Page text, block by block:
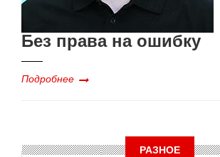
Без права на ошибку
Подробнее
РАЗНОЕ